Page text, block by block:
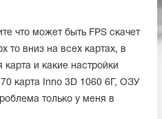
что может быть FPS скачет
то вниз на всех картах, в
карта и какие настройки
карта Inno 3D 1060 6Г, ОЗУ
только у меня в